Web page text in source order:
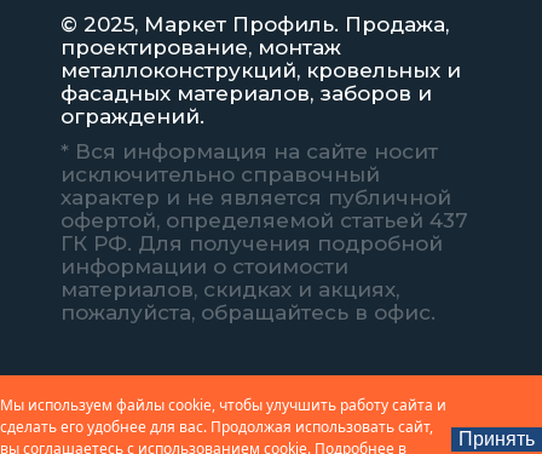
© 2025, Маркет Профиль. Продажа,
проектирование, монтаж
металлоконструкций, кровельных и
фасадных материалов, заборов и
ограждений.
* Вся информация на сайте носит
исключительно справочный
характер и не является публичной
офертой, определяемой статьей 437
ГК РФ. Для получения подробной
информации о стоимости
материалов, скидках и акциях,
пожалуйста, обращайтесь в офис.
Мы используем файлы cookie, чтобы улучшить работу сайта и
сделать его удобнее для вас. Продолжая использовать сайт,
вы соглашаетесь с использованием cookie. Подробнее в
Принять